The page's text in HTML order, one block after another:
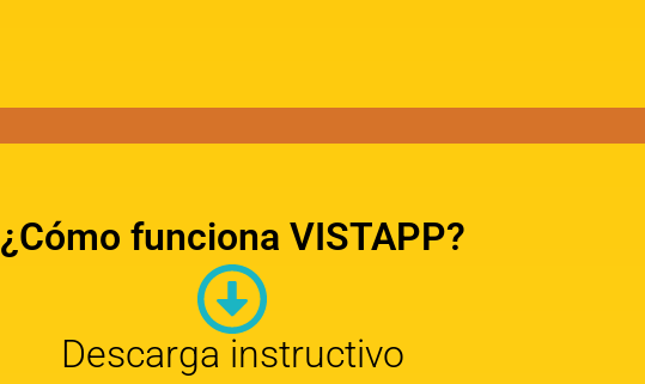
¿Cómo funciona VISTAPP?
Descarga instructivo